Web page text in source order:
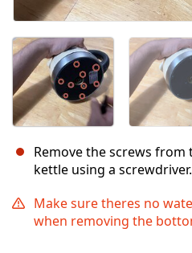
Remove the screws
kettle using a screwdriver.
Make sure theres no
when removing the